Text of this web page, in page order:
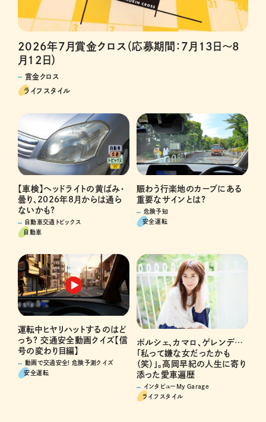
2026年7月賞金クロス（応募期間：7月13日～8
月12日）
賞金クロス
ライフスタイル
【車検】ヘッドライトの黄ばみ・
曇り、2026年8月からは通ら
ないかも?
自動車交通トピックス
自動車
賑わう行楽地のカーブにある
重要なサインとは?
危険予知
安全運転
運転中ヒヤリハットするのはど
っち? 交通安全動画クイズ【信
号の変わり目編】
動画で交通安全! 危険予測クイズ
安全運転
ポルシェ、カマロ、ゲレンデ…
「私って嫌な女だったかも
（笑）」。高岡早紀の人生に寄り
添った愛車遍歴
インタビューMy Garage
ライフスタイル